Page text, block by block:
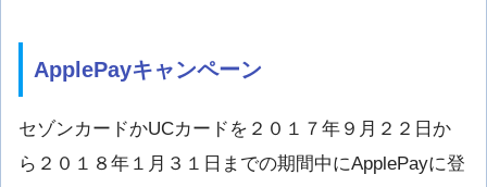
ApplePayキャンペーン
セゾンカードかUCカードを２０１７年９月２２日か
ら２０１８年１月３１日までの期間中にApplePayに登